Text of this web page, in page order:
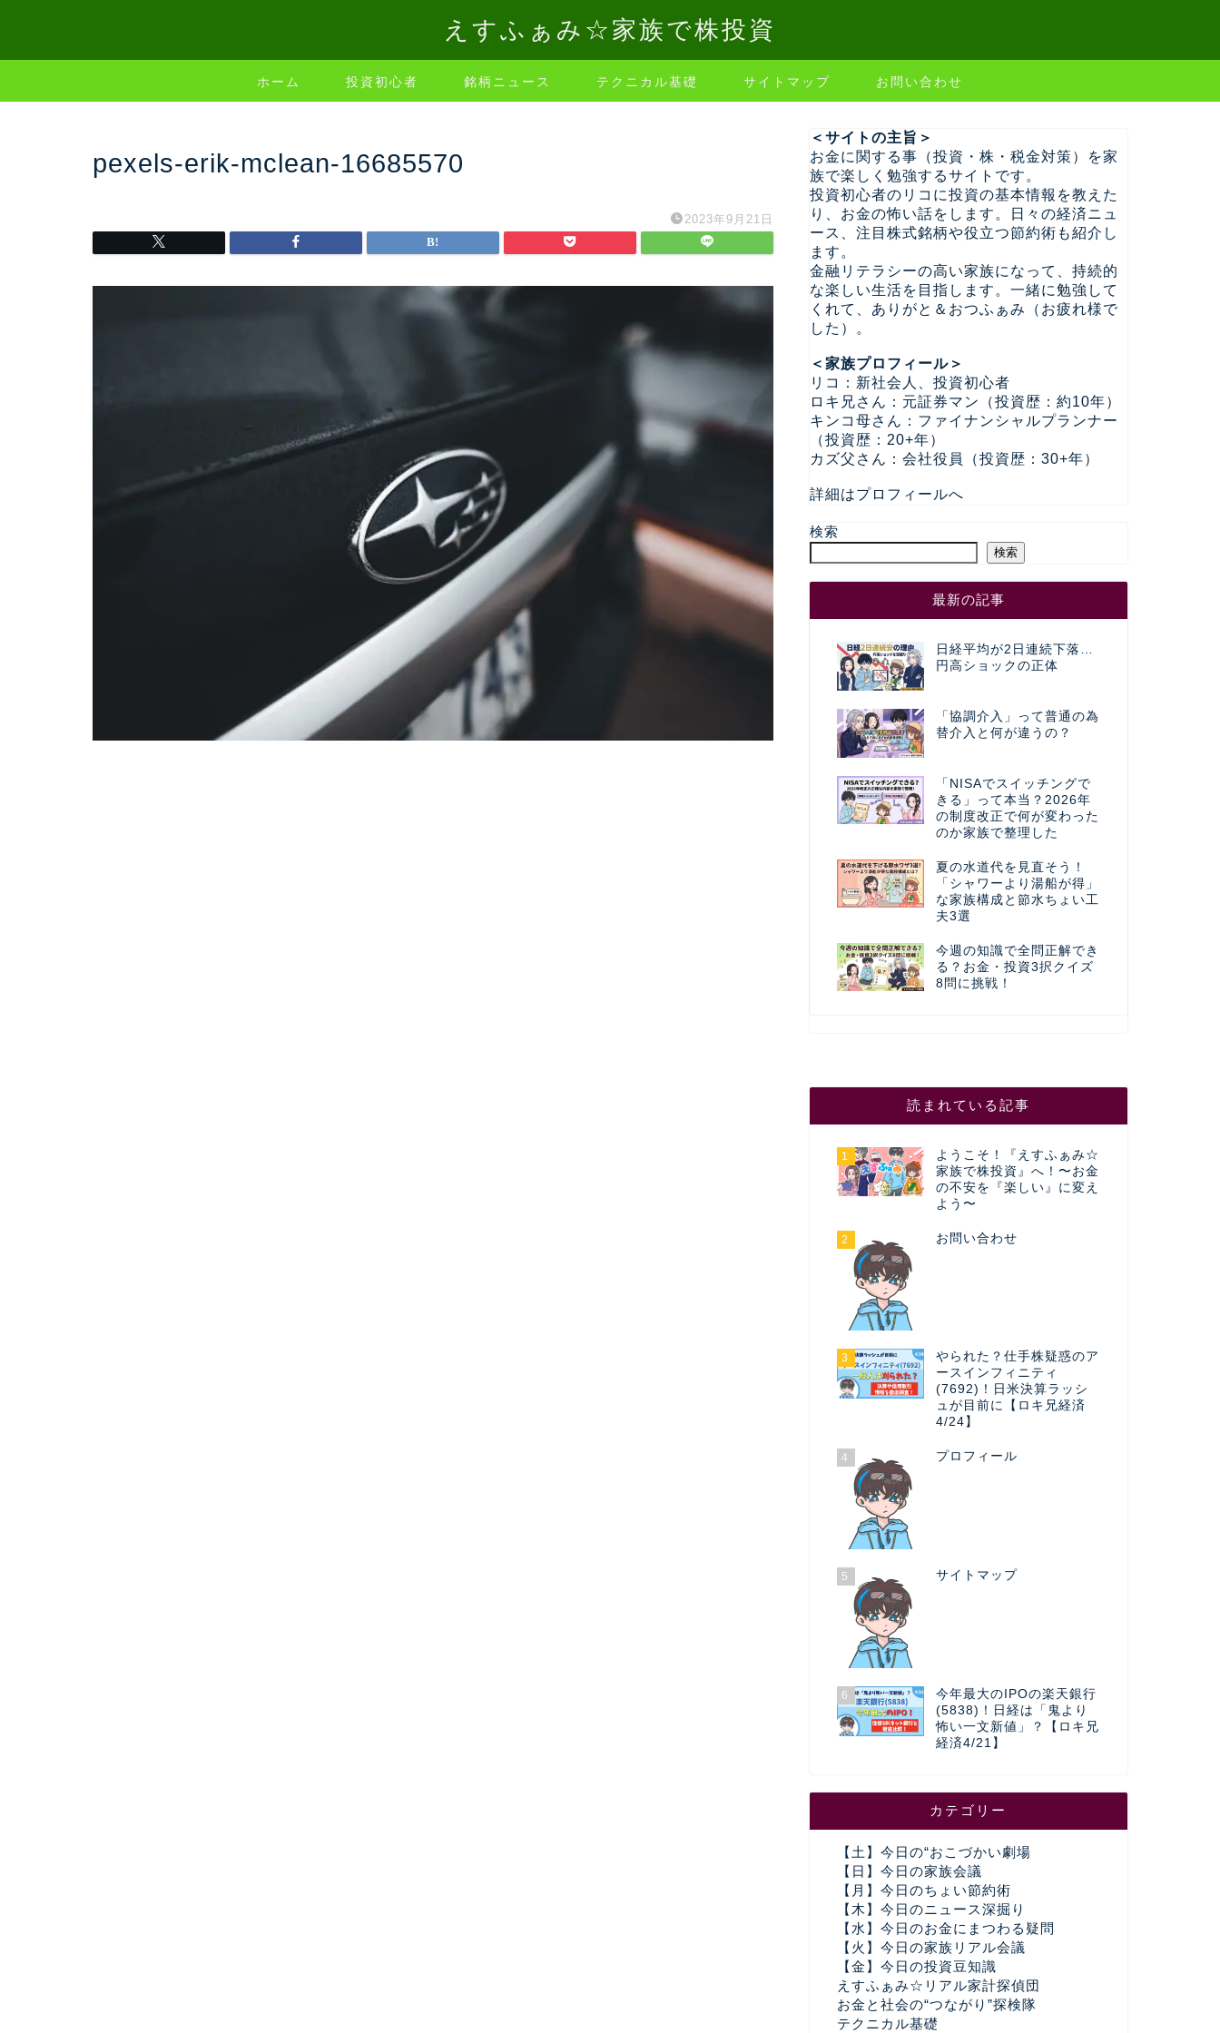
えすふぁみ☆家族で株投資
ホーム 投資初心者 銘柄ニュース テクニカル基礎 サイトマップ お問い合わせ
pexels-erik-mclean-16685570
2023年9月21日
＜サイトの主旨＞
お金に関する事（投資・株・税金対策）を家
族で楽しく勉強するサイトです。
投資初心者のリコに投資の基本情報を教えた
り、お金の怖い話をします。日々の経済ニュ
ース、注目株式銘柄や役立つ節約術も紹介し
ます。
金融リテラシーの高い家族になって、持続的
な楽しい生活を目指します。一緒に勉強して
くれて、ありがと＆おつふぁみ（お疲れ様で
した）。
＜家族プロフィール＞
リコ：新社会人、投資初心者
ロキ兄さん：元証券マン（投資歴：約10年）
キンコ母さん：ファイナンシャルプランナー
（投資歴：20+年）
カズ父さん：会社役員（投資歴：30+年）
詳細はプロフィールへ
検索
検索
最新の記事
日経平均が2日連続下落…
円高ショックの正体
「協調介入」って普通の為
替介入と何が違うの？
「NISAでスイッチングで
きる」って本当？2026年
の制度改正で何が変わった
のか家族で整理した
夏の水道代を見直そう！
「シャワーより湯船が得」
な家族構成と節水ちょい工
夫3選
今週の知識で全問正解でき
る？お金・投資3択クイズ
8問に挑戦！
読まれている記事
1
ようこそ！『えすふぁみ☆
家族で株投資』へ！〜お金
の不安を『楽しい』に変え
よう〜
2 お問い合わせ
3
やられた？仕手株疑惑のア
ースインフィニティ
(7692)！日米決算ラッシ
ュが目前に【ロキ兄経済
4/24】
4 プロフィール
5 サイトマップ
6
今年最大のIPOの楽天銀行
(5838)！日経は「鬼より
怖い一文新値」？【ロキ兄
経済4/21】
カテゴリー
【土】今日の“おこづかい劇場
【日】今日の家族会議
【月】今日のちょい節約術
【木】今日のニュース深掘り
【水】今日のお金にまつわる疑問
【火】今日の家族リアル会議
【金】今日の投資豆知識
えすふぁみ☆リアル家計探偵団
お金と社会の“つながり”探検隊
テクニカル基礎